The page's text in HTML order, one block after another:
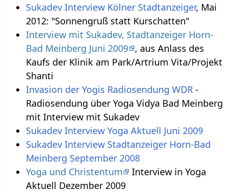
Sukadev Interview Kölner Stadtanzeiger, Mai
2012: "Sonnengruß statt Kurschatten"
Interview mit Sukadev, Stadtanzeiger Horn-
Bad Meinberg Juni 2009 , aus Anlass des
Kaufs der Klinik am Park/Artrium Vita/Projekt
Shanti
Invasion der Yogis Radiosendung WDR -
Radiosendung über Yoga Vidya Bad Meinberg
mit Interview mit Sukadev
Sukadev Interview Yoga Aktuell Juni 2009
Sukadev Interview Stadtanzeiger Horn-Bad
Meinberg September 2008
Yoga und Christentum
Interview in Yoga
Aktuell Dezember 2009